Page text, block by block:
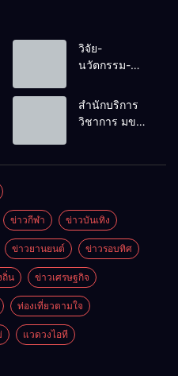
วิจัย-
นวัตกรรม-
คือโอกาสใหม่
ของคนพิการ
เศรษฐกิจ
สำนักบริการ
วิชาการ มข.
เวทีระดับชาติ
NCPD 2026
เปลี่ยน “ผ้า
เหลือ” สู่ราย
ได้ที่ยั่งยืน
ข่าวกีฬา ข่าวบันเทิง
ข่าวยานยนต์ ข่าวรอบทิศ
ถิ่น ข่าวเศรษฐกิจ
ท่องเที่ยวตามใจ
แวดวงไอที